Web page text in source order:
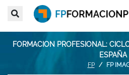
FORMACION PROFESIONAL:
ESPAÑA
FP FP